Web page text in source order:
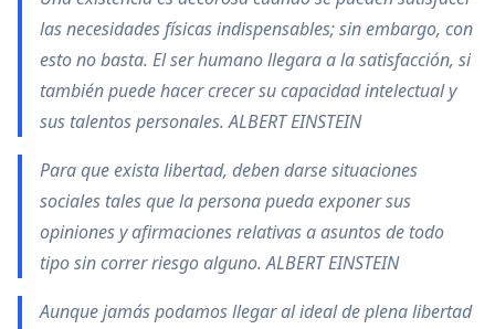
las necesidades físicas indispensables; sin embargo, con
esto no basta. El ser humano llegara a la satisfacción, si
también puede hacer crecer su capacidad intelectual y
sus talentos personales. ALBERT EINSTEIN
Para que exista libertad, deben darse situaciones
sociales tales que la persona pueda exponer sus
opiniones y afirmaciones relativas a asuntos de todo
tipo sin correr riesgo alguno. ALBERT EINSTEIN
Aunque jamás podamos llegar al ideal de plena libertad